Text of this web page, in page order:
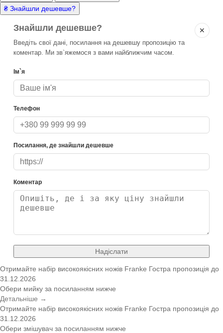
₴ Знайшли дешевше?
✕
Знайшли дешевше?
Введіть свої дані, посилання на дешевшу пропозицію та
коментар. Ми зв`яжемося з вами найближчим часом.
Ім`я
Телефон
Посилання, де знайшли дешевше
Коментар
Надіслати
Отримайте набір високоякісних ножів Franke Гостра пропозиція до
31.12.2026
Обери мийку за посиланням нижче
Детальніше →
Отримайте набір високоякісних ножів Franke Гостра пропозиція до
31.12.2026
Обери змішувач за посиланням нижче